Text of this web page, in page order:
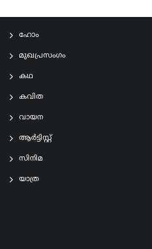
ഹോം
മുഖപ്രസംഗം
കഥ
കവിത
വായന
ആര്‍ട്ടിസ്റ്റ്
സിനിമ
യാത്ര